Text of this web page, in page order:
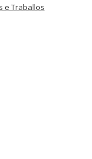
e Traballos